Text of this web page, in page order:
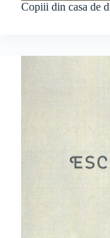
Copiii din casa de